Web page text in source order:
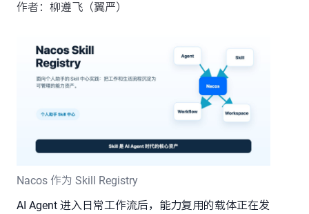
作者：柳遵飞（翼严）
Nacos 作为 Skill Registry
AI Agent 进入日常工作流后，能力复用的载体正在发